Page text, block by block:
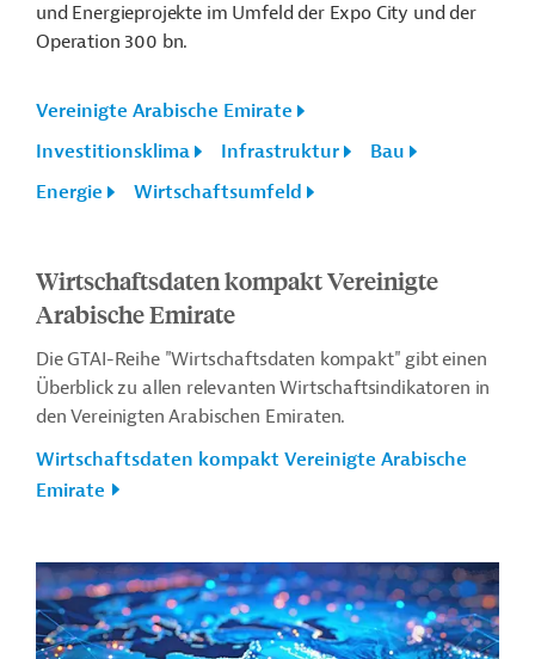
und Energieprojekte im Umfeld der Expo City und der
Operation 300 bn.
Vereinigte Arabische Emirate
Investitionsklima
Infrastruktur
Bau
Energie
Wirtschaftsumfeld
Wirtschaftsdaten kompakt Vereinigte
Arabische Emirate
Die GTAI-Reihe "Wirtschaftsdaten kompakt" gibt einen
Überblick zu allen relevanten Wirtschaftsindikatoren in
den Vereinigten Arabischen Emiraten.
Wirtschaftsdaten kompakt Vereinigte Arabische
Emirate